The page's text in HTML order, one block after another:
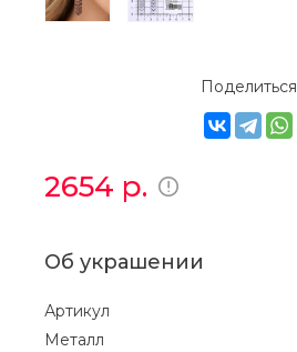
Поделиться
2654 р.
Об украшении
Артикул
Металл